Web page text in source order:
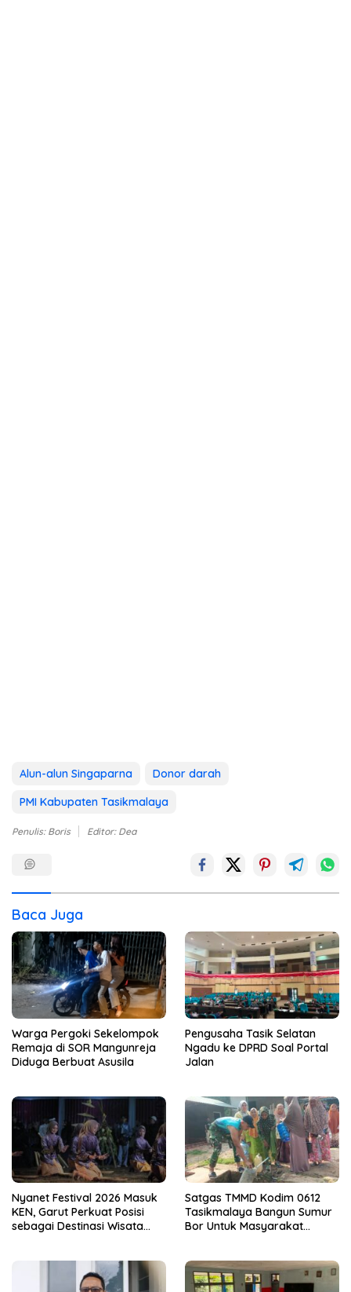
Alun-alun Singaparna
Donor darah
PMI Kabupaten Tasikmalaya
Penulis: Boris Editor: Dea
Baca Juga
Warga Pergoki Sekelompok
Remaja di SOR Mangunreja
Diduga Berbuat Asusila
Pengusaha Tasik Selatan
Ngadu ke DPRD Soal Portal
Jalan
Nyanet Festival 2026 Masuk
KEN, Garut Perkuat Posisi
sebagai Destinasi Wisata
Satgas TMMD Kodim 0612
Tasikmalaya Bangun Sumur
Bor Untuk Masyarakat